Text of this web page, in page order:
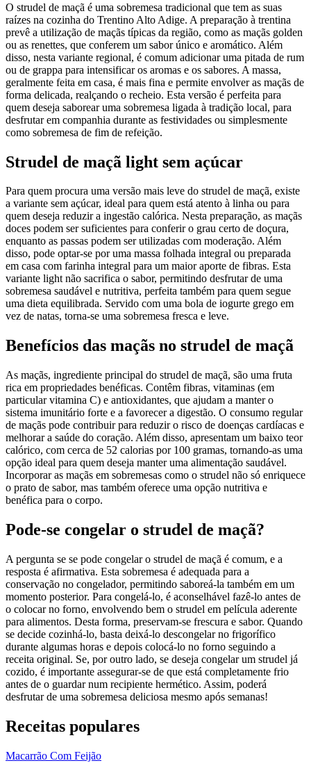
O strudel de maçã é uma sobremesa tradicional que tem as suas
raízes na cozinha do Trentino Alto Adige. A preparação à trentina
prevê a utilização de maçãs típicas da região, como as maçãs golden
ou as renettes, que conferem um sabor único e aromático. Além
disso, nesta variante regional, é comum adicionar uma pitada de rum
ou de grappa para intensificar os aromas e os sabores. A massa,
geralmente feita em casa, é mais fina e permite envolver as maçãs de
forma delicada, realçando o recheio. Esta versão é perfeita para
quem deseja saborear uma sobremesa ligada à tradição local, para
desfrutar em companhia durante as festividades ou simplesmente
como sobremesa de fim de refeição.
Strudel de maçã light sem açúcar
Para quem procura uma versão mais leve do strudel de maçã, existe
a variante sem açúcar, ideal para quem está atento à linha ou para
quem deseja reduzir a ingestão calórica. Nesta preparação, as maçãs
doces podem ser suficientes para conferir o grau certo de doçura,
enquanto as passas podem ser utilizadas com moderação. Além
disso, pode optar-se por uma massa folhada integral ou preparada
em casa com farinha integral para um maior aporte de fibras. Esta
variante light não sacrifica o sabor, permitindo desfrutar de uma
sobremesa saudável e nutritiva, perfeita também para quem segue
uma dieta equilibrada. Servido com uma bola de iogurte grego em
vez de natas, torna-se uma sobremesa fresca e leve.
Benefícios das maçãs no strudel de maçã
As maçãs, ingrediente principal do strudel de maçã, são uma fruta
rica em propriedades benéficas. Contêm fibras, vitaminas (em
particular vitamina C) e antioxidantes, que ajudam a manter o
sistema imunitário forte e a favorecer a digestão. O consumo regular
de maçãs pode contribuir para reduzir o risco de doenças cardíacas e
melhorar a saúde do coração. Além disso, apresentam um baixo teor
calórico, com cerca de 52 calorias por 100 gramas, tornando-as uma
opção ideal para quem deseja manter uma alimentação saudável.
Incorporar as maçãs em sobremesas como o strudel não só enriquece
o prato de sabor, mas também oferece uma opção nutritiva e
benéfica para o corpo.
Pode-se congelar o strudel de maçã?
A pergunta se se pode congelar o strudel de maçã é comum, e a
resposta é afirmativa. Esta sobremesa é adequada para a
conservação no congelador, permitindo saboreá-la também em um
momento posterior. Para congelá-lo, é aconselhável fazê-lo antes de
o colocar no forno, envolvendo bem o strudel em película aderente
para alimentos. Desta forma, preservam-se frescura e sabor. Quando
se decide cozinhá-lo, basta deixá-lo descongelar no frigorífico
durante algumas horas e depois colocá-lo no forno seguindo a
receita original. Se, por outro lado, se deseja congelar um strudel já
cozido, é importante assegurar-se de que está completamente frio
antes de o guardar num recipiente hermético. Assim, poderá
desfrutar de uma sobremesa deliciosa mesmo após semanas!
Receitas populares
Macarrão Com Feijão